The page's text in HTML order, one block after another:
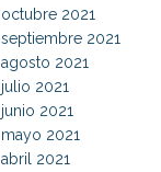
octubre 2021
septiembre 2021
agosto 2021
julio 2021
junio 2021
mayo 2021
abril 2021